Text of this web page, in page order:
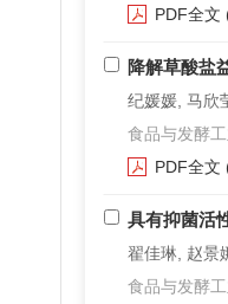
PDF全文
降解草酸盐
纪媛媛, 马欣
食品与发酵
PDF全文
具有抑菌活
翟佳琳, 赵景
食品与发酵